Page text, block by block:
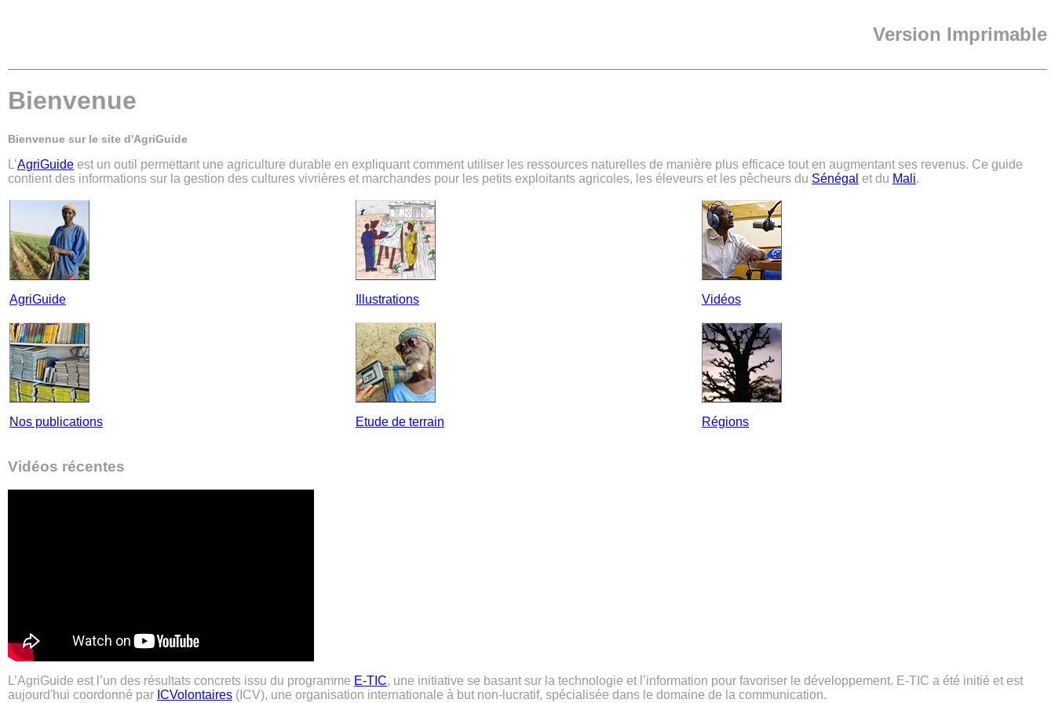
Version Imprimable
Bienvenue
Bienvenue sur le site d'AgriGuide
L’AgriGuide est un outil permettant une agriculture durable en expliquant comment utiliser les ressources naturelles de manière plus efficace tout en augmentant ses revenus. Ce guide
contient des informations sur la gestion des cultures vivrières et marchandes pour les petits exploitants agricoles, les éleveurs et les pêcheurs du Sénégal et du Mali.
AgriGuide Illustrations Vidéos
Nos publications Etude de terrain Régions
Vidéos récentes
L’AgriGuide est l’un des résultats concrets issu du programme E-TIC, une initiative se basant sur la technologie et l’information pour favoriser le développement. E-TIC a été initié et est
aujourd'hui coordonné par ICVolontaires (ICV), une organisation internationale à but non-lucratif, spécialisée dans le domaine de la communication.